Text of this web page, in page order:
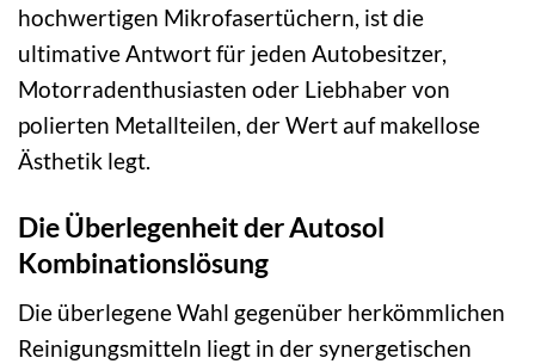
hochwertigen Mikrofasertüchern, ist die
ultimative Antwort für jeden Autobesitzer,
Motorradenthusiasten oder Liebhaber von
polierten Metallteilen, der Wert auf makellose
Ästhetik legt.
Die Überlegenheit der Autosol
Kombinationslösung
Die überlegene Wahl gegenüber herkömmlichen
Reinigungsmitteln liegt in der synergetischen